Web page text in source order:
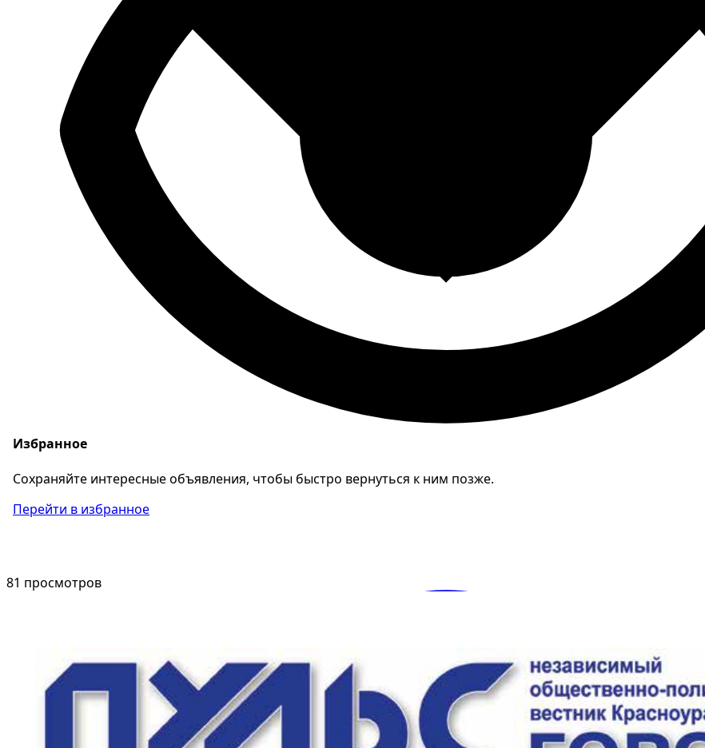
Избранное
Сохраняйте интересные объявления, чтобы быстро вернуться к ним позже.
Перейти в избранное
81 просмотров